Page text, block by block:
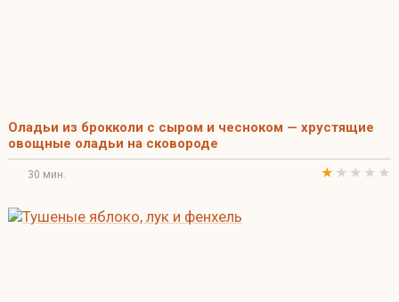
Оладьи из брокколи с сыром и чесноком — хрустящие
овощные оладьи на сковороде
30 мин.